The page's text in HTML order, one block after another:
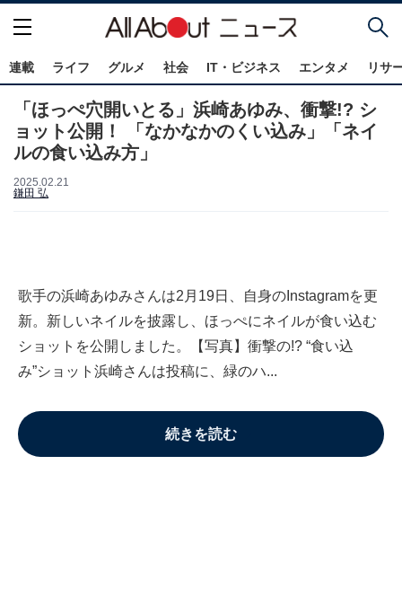
連載 ライフ グルメ 社会 IT・ビジネス エンタメ リサ
「ほっぺ穴開いとる」浜崎あゆみ、衝撃!? シ
ョット公開！ 「なかなかのくい込み」「ネイ
ルの食い込み方」
2025.02.21
鎌田 弘
歌手の浜崎あゆみさんは2月19日、自身のInstagramを更
新。新しいネイルを披露し、ほっぺにネイルが食い込む
ショットを公開しました。【写真】衝撃の!? “食い込
み”ショット浜崎さんは投稿に、緑のハ...
続きを読む